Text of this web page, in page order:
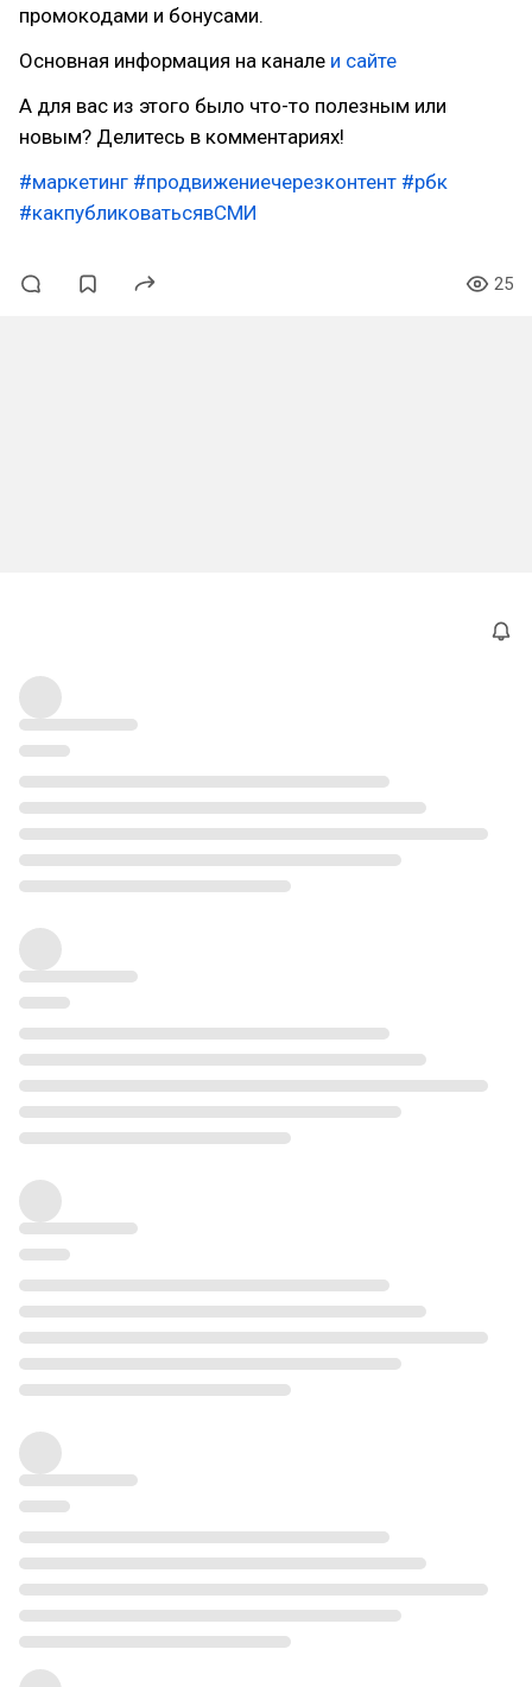
промокодами и бонусами.
Основная информация на канале и сайте
А для вас из этого было что-то полезным или
новым? Делитесь в комментариях!
#маркетинг #продвижениечерезконтент #рбк
#какпубликоватьсявСМИ
25